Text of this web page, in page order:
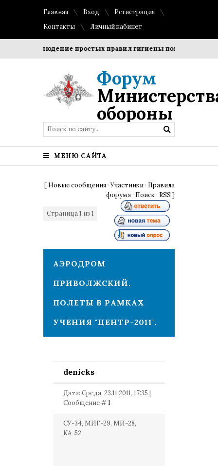
Главная Вход
Регистрация
Контакты
Личный кабинет
Соблюдение простых правил гигиены помогает
Форум
обороны
МЕНЮ САЙТА
[ Новые сообщения ·Участники · Правила
форума · Поиск · RSS ]
Страница1 из 1
АЭРОДРОМ
ПРИВОЛЖСКИЙ.
ПОЛЕТЫ В РАМКАХ
УЧЕНИЯ "ЦЕНТР-2011".
denicks
Дата: Среда, 23.11.2011, 17:35 |
Сообщение #1
СУ-34, МИГ-29, МИ-28,
КА-52